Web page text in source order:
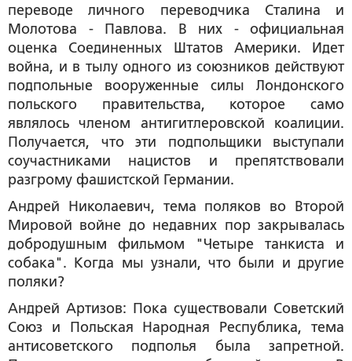
переводе личного переводчика Сталина и
Молотова - Павлова. В них - официальная
оценка Соединенных Штатов Америки. Идет
война, и в тылу одного из союзников действуют
подпольные вооруженные силы Лондонского
польского правительства, которое само
являлось членом антигитлеровской коалиции.
Получается, что эти подпольщики выступали
соучастниками нацистов и препятствовали
разгрому фашистской Германии.
Андрей Николаевич, тема поляков во Второй
Мировой войне до недавних пор закрывалась
добродушным фильмом "Четыре танкиста и
собака". Когда мы узнали, что были и другие
поляки?
Андрей Артизов: Пока существовали Советский
Союз и Польская Народная Республика, тема
антисоветского подполья была запретной.